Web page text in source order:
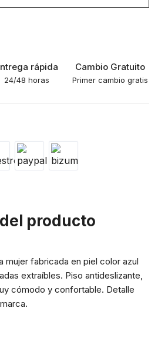
rápida
24/48 horas
Cambio Gratuito
Primer cambio gratis
producto
mujer fabricada en piel color azul
extraíbles. Piso antideslizante,
cómodo y confortable. Detalle